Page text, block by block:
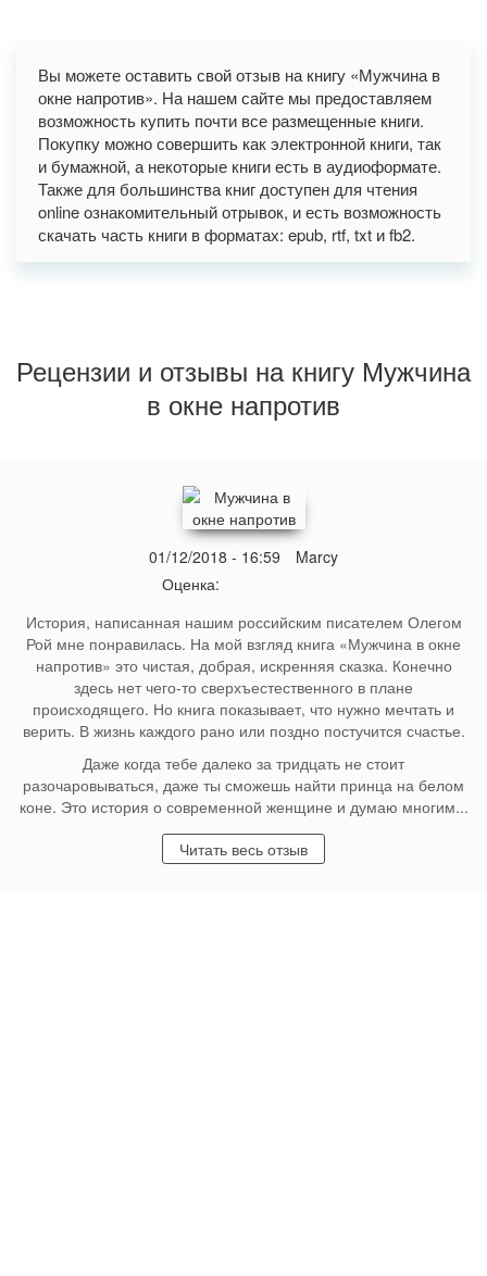
Вы можете оставить свой отзыв на книгу «Мужчина в
окне напротив». На нашем сайте мы предоставляем
возможность купить почти все размещенные книги.
Покупку можно совершить как электронной книги, так
и бумажной, а некоторые книги есть в аудиоформате.
Также для большинства книг доступен для чтения
online ознакомительный отрывок, и есть возможность
скачать часть книги в форматах: epub, rtf, txt и fb2.
Рецензии и отзывы на книгу Мужчина
в окне напротив
01/12/2018 - 16:59
Marcy
Оценка:
История, написанная нашим российским писателем Олегом
Рой мне понравилась. На мой взгляд книга «Мужчина в окне
напротив» это чистая, добрая, искренняя сказка. Конечно
здесь нет чего-то сверхъестественного в плане
происходящего. Но книга показывает, что нужно мечтать и
верить. В жизнь каждого рано или поздно постучится счастье.
Даже когда тебе далеко за тридцать не стоит
разочаровываться, даже ты сможешь найти принца на белом
коне. Это история о современной женщине и думаю многим...
Читать весь отзыв